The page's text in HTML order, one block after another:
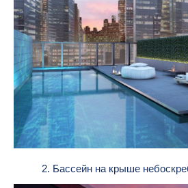
2. Бассейн на крыше